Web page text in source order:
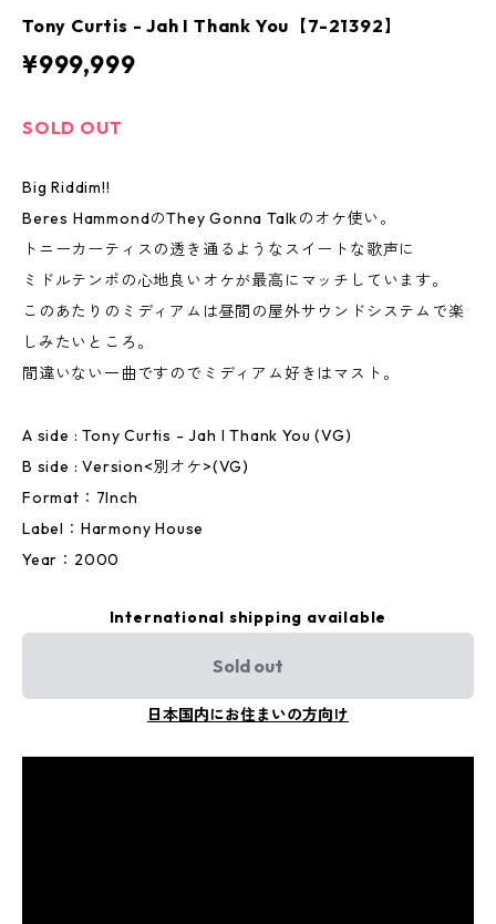
Tony Curtis - Jah I Thank You【7-21392】
¥999,999
SOLD OUT
Big Riddim!!
Beres HammondのThey Gonna Talkのオケ使い。
トニーカーティスの透き通るようなスイートな歌声に
ミドルテンポの心地良いオケが最高にマッチしています。
このあたりのミディアムは昼間の屋外サウンドシステムで楽
しみたいところ。
間違いない一曲ですのでミディアム好きはマスト。
A side : Tony Curtis - Jah I Thank You (VG)
B side : Version<別オケ>(VG)
Format：7Inch
Label：Harmony House
Year：2000
International shipping available
Sold out
日本国内にお住まいの方向け